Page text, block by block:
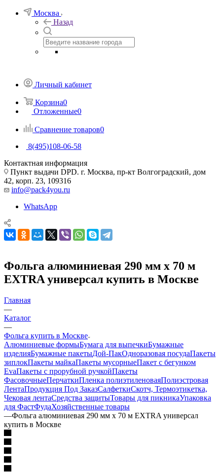
Москва
Назад
Личный кабинет
Корзина0
Отложенные0
Сравнение товаров0
8(495)108-06-58
Контактная информация
Пункт выдачи DPD. г. Москва, пр-кт Волгоградский, дом
42, корп. 23, 109316
info@pack4you.ru
WhatsApp
Фольга алюминиевая 290 мм х 70 м
EXTRA универсал купить в Москве
Главная
—
Каталог
—
Фольга купить в Москве
Алюминиевые формыБумага для выпечкиБумажные
изделияБумажные пакетыДой-ПакОдноразовая посудаПакеты
зиплокПакеты майкаПакеты мусорныеПакет с бегунком
EvaПакеты с прорубной ручкойПакеты
ФасовочныеПерчаткиПленка полиэтиленоваяПолиэстровая
ЛентаПродукция Под ЗаказСалфеткиСкотч, Термоэтикетка,
Чековая лентаСредства защитыТовары для пикникаУпаковка
для ФастФудаХозяйственные товары
—Фольга алюминиевая 290 мм х 70 м EXTRA универсал
купить в Москве